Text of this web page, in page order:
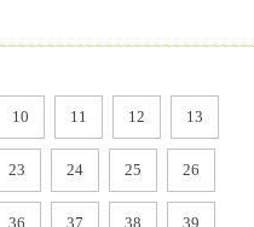
10 11 12 13
23 24 25 26
36 37 38 39